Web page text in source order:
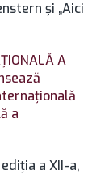
şi „Aici
A
a
a XII-a,